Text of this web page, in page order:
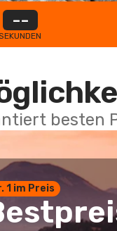
--
besten
1 im Preis